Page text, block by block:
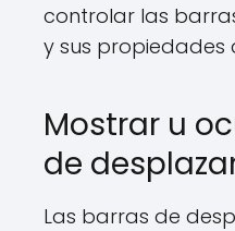
controlar las
y sus propiedades
Mostrar u
de
Las barras de